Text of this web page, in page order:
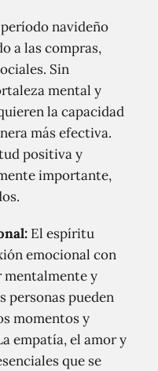
navideño
a las compras,
Sin
mental y
la capacidad
más efectiva.
positiva y
importante,
El espíritu
emocional con
mentalmente y
personas pueden
momentos y
empatía, el amor y
que se